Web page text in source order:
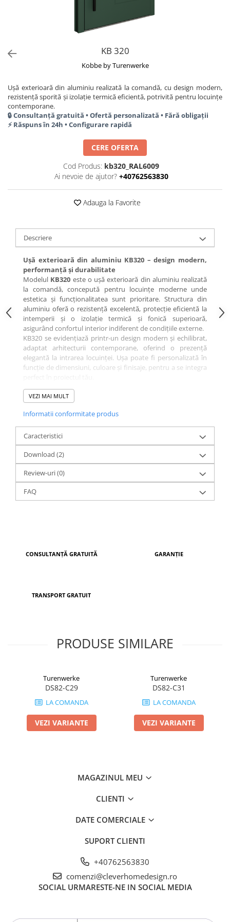
KB 320
Kobbe by Turenwerke
Ușă exterioară din aluminiu realizată la comandă, cu design modern,
rezistență sporită și izolație termică eficientă, potrivită pentru locuințe
contemporane.
🔒 Consultanță gratuită • Ofertă personalizată • Fără obligații
⚡ Răspuns în 24h • Configurare rapidă
CERE OFERTA
Cod Produs: kb320_RAL6009
Ai nevoie de ajutor? +40762563830
Adauga la Favorite
Descriere
Ușă exterioară din aluminiu KB320 – design modern,
performanță și durabilitate
Modelul KB320 este o ușă exterioară din aluminiu realizată
la comandă, concepută pentru locuințe moderne unde
estetica și funcționalitatea sunt prioritare. Structura din
aluminiu oferă o rezistență excelentă, protecție eficientă la
intemperii și o izolație termică și fonică superioară,
asigurând confortul interior indiferent de condițiile externe.
KB320 se evidențiază printr-un design modern și echilibrat,
adaptat arhitecturii contemporane, oferind o prezență
elegantă la intrarea locuinței. Ușa poate fi personalizată în
funcție de dimensiuni, culoare și finisaje, pentru a se integra
👉Cere ofertă personalizată pentru ușa KB320
📞+40 726 563 830
Specificații tehnice:
Material: Aluminiu
Destinație: Exterior
Izolație: Termică de la Ud 0,80 W/m²K & fonică
Grosime: 75 mm / 90 mm
Culori: RAL, la alegere
Opțiuni: mânere personalizate, încuietori inteligente,
balamale ascunse, luminatoare laterale și superioare
Realizare: La comandă
VEZI MAI MULT
Informatii conformitate produs
Caracteristici
Download (2)
Review-uri(0)
FAQ
CONSULTANȚĂ GRATUITĂ GARANȚIE
TRANSPORT GRATUIT
PRODUSE SIMILARE
Turenwerke
DS82-C29
LA COMANDA
VEZI VARIANTE
Turenwerke
DS82-C31
LA COMANDA
VEZI VARIANTE
MAGAZINUL MEU
CLIENTI
DATE COMERCIALE
SUPORT CLIENTI
+40762563830
comenzi@cleverhomedesign.ro
SOCIAL URMARESTE-NE IN SOCIAL MEDIA